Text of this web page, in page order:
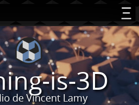
is-3D
de Vincent Lamy